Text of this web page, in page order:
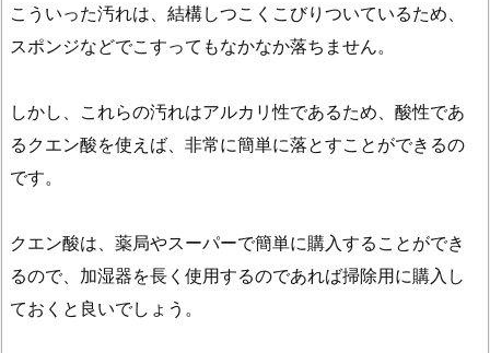
は
に
害
り
こういった汚れは、結構しつこくこびりついているため、
スポンジなどでこすってもなかなか落ちません。
しかし、これらの汚れはアルカリ性であるため、酸性であ
るクエン酸を使えば、非常に簡単に落とすことができるの
です。
クエン酸は、薬局やスーパーで簡単に購入することができ
るので、加湿器を長く使用するのであれば掃除用に購入し
ておくと良いでしょう。